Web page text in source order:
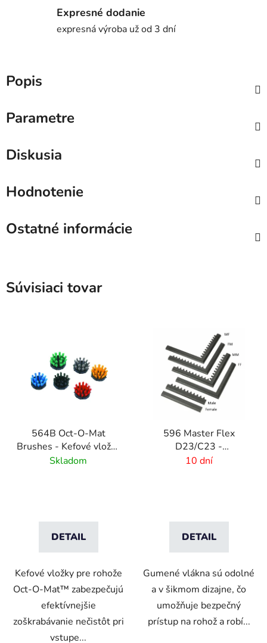
Expresné dodanie
expresná výroba už od 3 dní
Popis
Parametre
Diskusia
Hodnotenie
Ostatné informácie
Súvisiaci tovar
564B Oct-O-Mat
Brushes - Kefové vložky
pre vstupné rohožové
Skladom
DETAIL
Kefové vložky pre rohože
Oct-O-Mat™ zabezpečujú
efektívnejšie
zoškrabávanie nečistôt pri
vstupe...
596 Master Flex
D23/C23 -
Bezpečnostné
10 dní
DETAIL
Gumené vlákna sú odolné
a v šikmom dizajne, čo
umožňuje bezpečný
prístup na rohož a robí...